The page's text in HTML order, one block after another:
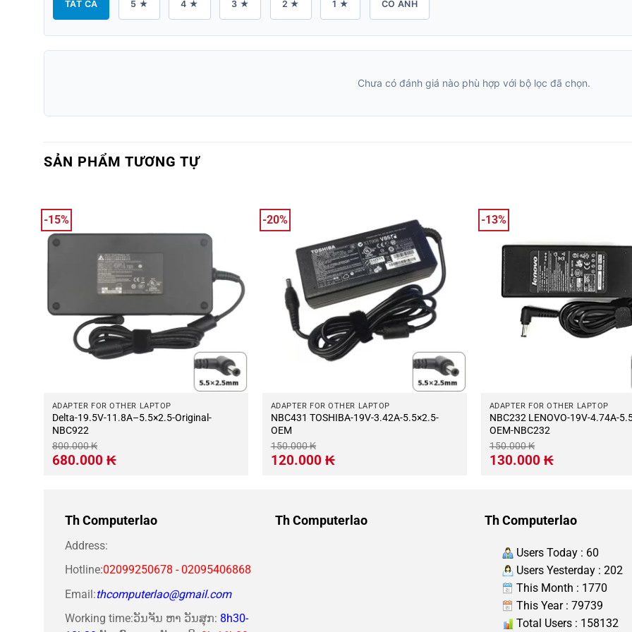
TẤT CẢ 5 ★ 4 ★ 3 ★ 2 ★ 1 ★ CÓ ẢNH
Chưa có đánh giá nào phù hợp với bộ lọc đã chọn.
SẢN PHẨM TƯƠNG TỰ
-15%
ADAPTER FOR OTHER LAPTOP
Delta-19.5V-11.8A–5.5×2.5-Original-
NBC922
800.000₭
Giá
gốc
680.000 ₭Giá
hiện
-20%
ADAPTER FOR OTHER LAPTOP
NBC431 TOSHIBA-19V-3.42A-5.5×2.5-
OEM
150.000₭
Giá
gốc
120.000 ₭Giá
hiện
-13%
ADAPTER FOR OTHER LAPTOP
NBC232 LENOVO-19V-4.74A-5.5×2.5-
OEM-NBC232
150.000₭
Giá
gốc
130.000 ₭Giá
hiện
Th Computerlao
Address:
Hotline:02099250678 - 02095406868
Email:thcomputerlao@gmail.com
Working time:ວັນຈັນ ຫາ ວັນສຸກ: 8h30-
Th Computerlao Th Computerlao
Users Today : 60
Users Yesterday : 202
This Month : 1770
This Year : 79739
Total Users : 158132